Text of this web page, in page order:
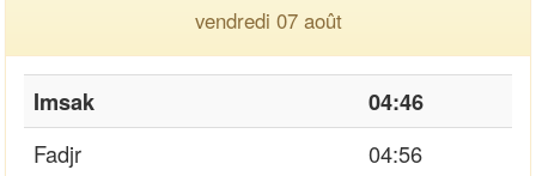
vendredi 07 août
Imsak
04:46
Fadjr
04:56